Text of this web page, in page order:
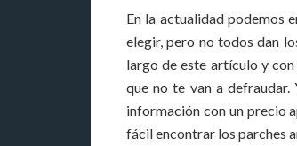
En la actualidad podemos
elegir, pero no todos dan
largo de este artículo y
que no te van a defraudar.
información con un precio
fácil encontrar los parches